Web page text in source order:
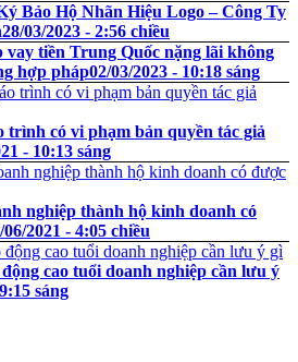
Bảo Hộ Nhãn Hiệu Logo – Công Ty
28/03/2023 - 2:56 chiều
vay tiền Trung Quốc nặng lãi không
hợp pháp02/03/2023 - 10:18 sáng
trình có vi phạm bản quyền tác giả
- 10:13 sáng
nghiệp thành hộ kinh doanh có
06/2021 - 4:05 chiều
cao tuổi doanh nghiệp cần lưu ý
sáng